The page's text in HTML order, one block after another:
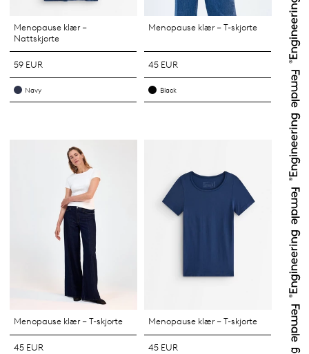
Menopause klær –
Nattskjorte
59 EUR
Navy
Menopause klær – T-skjorte
45 EUR
Black
Menopause klær – T-skjorte
45 EUR
Menopause klær – T-skjorte
45 EUR